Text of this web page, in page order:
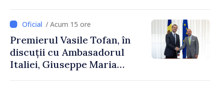
Uygar Mustafa Sertel
/ Acum 15 ore
Premierul Vasile Tofan, în
discuții cu Ambasadorul
Italiei, Giuseppe Maria